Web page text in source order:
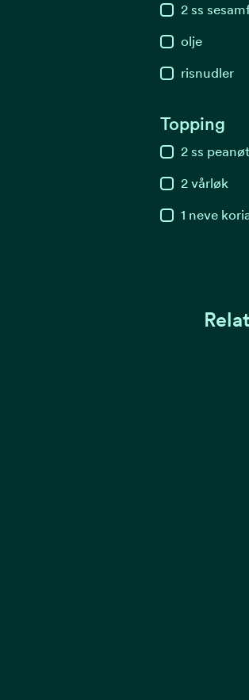
2 ss
olje
risnudler
Topping
2 ss
2 vårløk
1 neve